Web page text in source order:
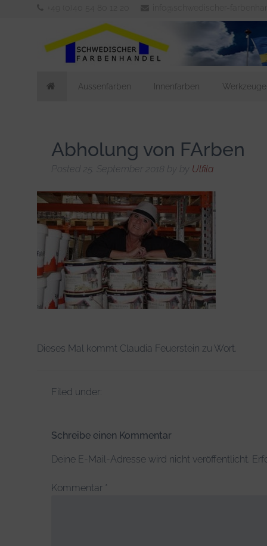
Aussenfarben Innenfarben Werkzeuge
Abholung von FArben
Posted 25. September 2018 by by Ulfila
Dieses Mal kommt Claudia Feuerstein zu Wort.
Filed under:
Schreibe einen Kommentar
Deine E-Mail-Adresse wird nicht veröffentlicht.
Kommentar *